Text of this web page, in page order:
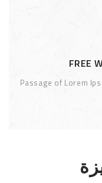
FREE
Passage of Lorem